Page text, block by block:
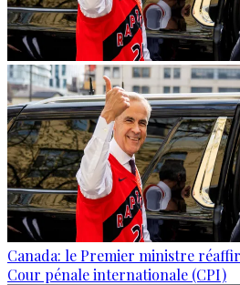
Canada: le Premier ministre
Cour pénale internationale (CPI)